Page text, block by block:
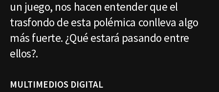
un juego, nos hacen entender que el
trasfondo de esta polémica conlleva algo
más fuerte. ¿Qué estará pasando entre
ellos?.
MULTIMEDIOS DIGITAL